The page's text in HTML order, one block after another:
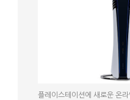
플레이스테이션에 새로운 온